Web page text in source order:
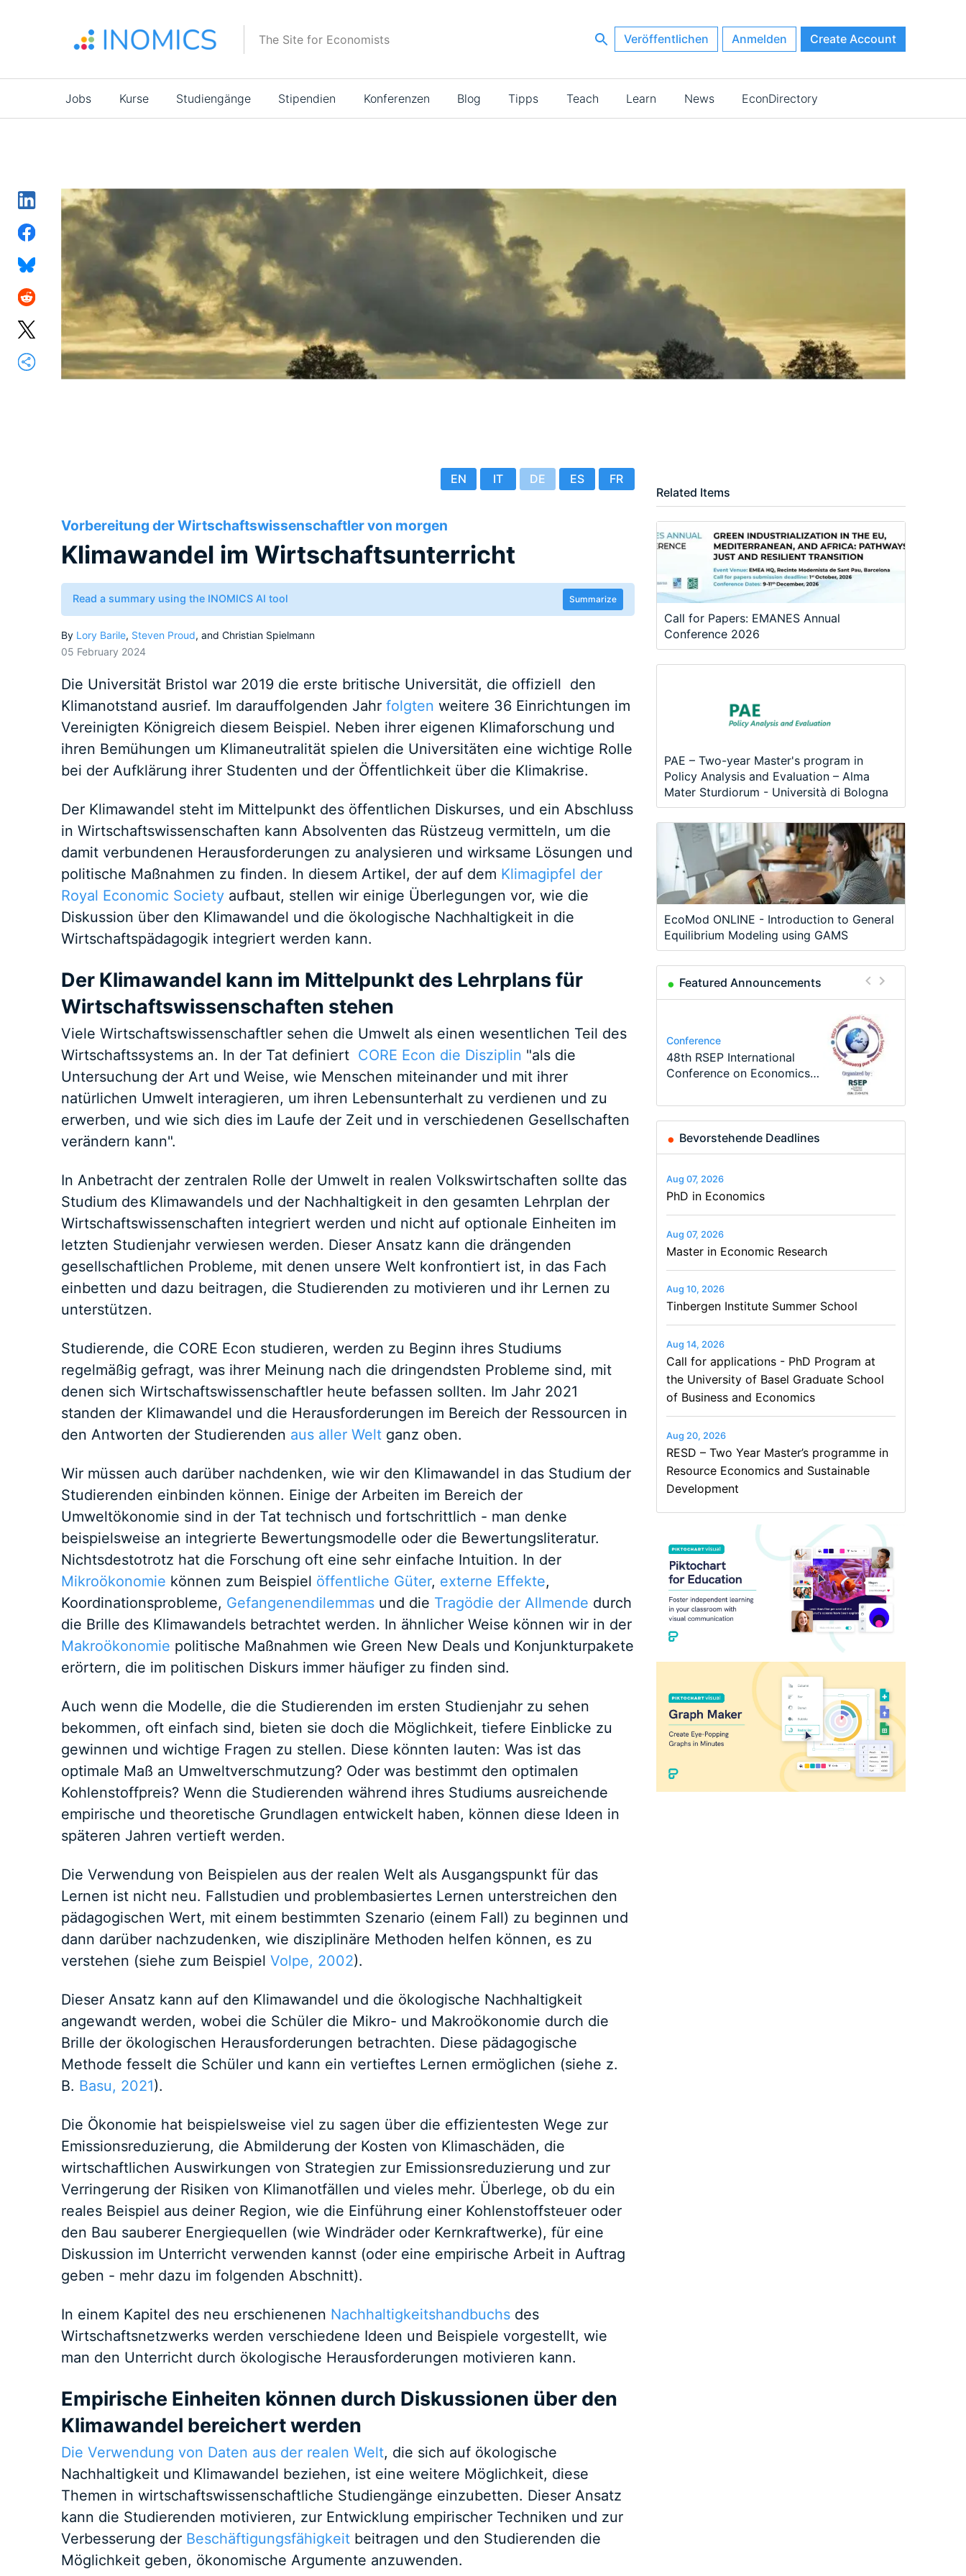
The Site for Economists Veröffentlichen Anmelden Create Account
Main
navigation
Jobs Kurse Studiengänge Stipendien Konferenzen Blog Tipps Teach Learn News EconDirectory
EN IT DE ES FR
Vorbereitung der Wirtschaftswissenschaftler von morgen
Klimawandel im Wirtschaftsunterricht
Read a summary using the INOMICS AI tool Summarize
By Lory Barile, Steven Proud, and Christian Spielmann
05 February 2024
Die Universität Bristol war 2019 die erste britische Universität, die offiziell den
Klimanotstand ausrief. Im darauffolgenden Jahr folgten weitere 36 Einrichtungen im
Vereinigten Königreich diesem Beispiel. Neben ihrer eigenen Klimaforschung und
ihren Bemühungen um Klimaneutralität spielen die Universitäten eine wichtige Rolle
bei der Aufklärung ihrer Studenten und der Öffentlichkeit über die Klimakrise.
Der Klimawandel steht im Mittelpunkt des öffentlichen Diskurses, und ein Abschluss
in Wirtschaftswissenschaften kann Absolventen das Rüstzeug vermitteln, um die
damit verbundenen Herausforderungen zu analysieren und wirksame Lösungen und
politische Maßnahmen zu finden. In diesem Artikel, der auf dem Klimagipfel der
Royal Economic Societyaufbaut, stellen wir einige Überlegungen vor, wie die
Diskussion über den Klimawandel und die ökologische Nachhaltigkeit in die
Wirtschaftspädagogik integriert werden kann.
Der Klimawandel kann im Mittelpunkt des Lehrplans für
Wirtschaftswissenschaften stehen
Viele Wirtschaftswissenschaftler sehen die Umwelt als einen wesentlichen Teil des
Wirtschaftssystems an. In der Tat definiert CORE Econ die Disziplin "als die
Untersuchung der Art und Weise, wie Menschen miteinander und mit ihrer
natürlichen Umwelt interagieren, um ihren Lebensunterhalt zu verdienen und zu
erwerben, und wie sich dies im Laufe der Zeit und in verschiedenen Gesellschaften
verändern kann".
In Anbetracht der zentralen Rolle der Umwelt in realen Volkswirtschaften sollte das
Studium des Klimawandels und der Nachhaltigkeit in den gesamten Lehrplan der
Wirtschaftswissenschaften integriert werden und nicht auf optionale Einheiten im
letzten Studienjahr verwiesen werden. Dieser Ansatz kann die drängenden
gesellschaftlichen Probleme, mit denen unsere Welt konfrontiert ist, in das Fach
einbetten und dazu beitragen, die Studierenden zu motivieren und ihr Lernen zu
unterstützen.
Studierende, die CORE Econ studieren, werden zu Beginn ihres Studiums
regelmäßig gefragt, was ihrer Meinung nach die dringendsten Probleme sind, mit
denen sich Wirtschaftswissenschaftler heute befassen sollten. Im Jahr 2021
standen der Klimawandel und die Herausforderungen im Bereich der Ressourcen in
den Antworten der Studierenden aus aller Weltganz oben.
Wir müssen auch darüber nachdenken, wie wir den Klimawandel in das Studium der
Studierenden einbinden können. Einige der Arbeiten im Bereich der
Umweltökonomie sind in der Tat technisch und fortschrittlich - man denke
beispielsweise an integrierte Bewertungsmodelle oder die Bewertungsliteratur.
Nichtsdestotrotz hat die Forschung oft eine sehr einfache Intuition. In der
Mikroökonomie können zum Beispiel öffentliche Güter, externe Effekte,
Koordinationsprobleme, Gefangenendilemmasund die Tragödie der Allmende durch
die Brille des Klimawandels betrachtet werden. In ähnlicher Weise können wir in der
Makroökonomie politische Maßnahmen wie Green New Deals und Konjunkturpakete
erörtern, die im politischen Diskurs immer häufiger zu finden sind.
Auch wenn die Modelle, die die Studierenden im ersten Studienjahr zu sehen
bekommen, oft einfach sind, bieten sie doch die Möglichkeit, tiefere Einblicke zu
gewinnen und wichtige Fragen zu stellen. Diese könnten lauten: Was ist das
optimale Maß an Umweltverschmutzung? Oder was bestimmt den optimalen
Kohlenstoffpreis? Wenn die Studierenden während ihres Studiums ausreichende
empirische und theoretische Grundlagen entwickelt haben, können diese Ideen in
späteren Jahren vertieft werden.
Die Verwendung von Beispielen aus der realen Welt als Ausgangspunkt für das
Lernen ist nicht neu. Fallstudien und problembasiertes Lernen unterstreichen den
pädagogischen Wert, mit einem bestimmten Szenario (einem Fall) zu beginnen und
dann darüber nachzudenken, wie disziplinäre Methoden helfen können, es zu
verstehen (siehe zum Beispiel Volpe, 2002).
Dieser Ansatz kann auf den Klimawandel und die ökologische Nachhaltigkeit
angewandt werden, wobei die Schüler die Mikro- und Makroökonomie durch die
Brille der ökologischen Herausforderungen betrachten. Diese pädagogische
Methode fesselt die Schüler und kann ein vertieftes Lernen ermöglichen (siehe z.
B. Basu, 2021).
Die Ökonomie hat beispielsweise viel zu sagen über die effizientesten Wege zur
Emissionsreduzierung, die Abmilderung der Kosten von Klimaschäden, die
wirtschaftlichen Auswirkungen von Strategien zur Emissionsreduzierung und zur
Verringerung der Risiken von Klimanotfällen und vieles mehr. Überlege, ob du ein
reales Beispiel aus deiner Region, wie die Einführung einer Kohlenstoffsteuer oder
den Bau sauberer Energiequellen (wie Windräder oder Kernkraftwerke), für eine
Diskussion im Unterricht verwenden kannst (oder eine empirische Arbeit in Auftrag
geben - mehr dazu im folgenden Abschnitt).
In einem Kapitel des neu erschienenen Nachhaltigkeitshandbuchsdes
Wirtschaftsnetzwerks werden verschiedene Ideen und Beispiele vorgestellt, wie
man den Unterricht durch ökologische Herausforderungen motivieren kann.
Empirische Einheiten können durch Diskussionen über den
Klimawandel bereichert werden
Die Verwendung von Daten aus der realen Welt, die sich auf ökologische
Nachhaltigkeit und Klimawandel beziehen, ist eine weitere Möglichkeit, diese
Themen in wirtschaftswissenschaftliche Studiengänge einzubetten. Dieser Ansatz
kann die Studierenden motivieren, zur Entwicklung empirischer Techniken und zur
Verbesserung der Beschäftigungsfähigkeitbeitragen und den Studierenden die
Möglichkeit geben, ökonomische Argumente anzuwenden.
Related Items
Call for Papers: EMANES Annual
Conference 2026
PAE – Two-year Master's program in
Policy Analysis and Evaluation – Alma
Mater Sturdiorum - Università di Bologna
EcoMod ONLINE - Introduction to General
Equilibrium Modeling using GAMS
Featured Announcements
TEaM – Two year Master's
programme in Tourism
Economics and…
Conference
48th RSEP International
Conference on Economics,
Oxford University
Economics Summer School
Economic Analyst – Tax
Modelling
MSc in Economics
Volkswirt/in (m/w/d)
Bevorstehende Deadlines
Aug 07, 2026
PhD in Economics
Aug 07, 2026
Master in Economic Research
Aug 10, 2026
Tinbergen Institute Summer School
Aug 14, 2026
Call for applications - PhD Program at
the University of Basel Graduate School
of Business and Economics
Aug 20, 2026
RESD – Two Year Master’s programme in
Resource Economics and Sustainable
Development